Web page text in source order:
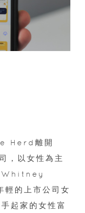
Herd離開
，以女性為主
Whitney
的上市公司女
起家的女性富